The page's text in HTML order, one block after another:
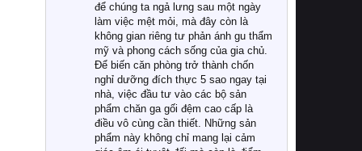
để chúng ta ngả lưng sau một ngày
làm việc mệt mỏi, mà đây còn là
không gian riêng tư phản ánh gu thẩm
mỹ và phong cách sống của gia chủ.
Để biến căn phòng trở thành chốn
nghỉ dưỡng đích thực 5 sao ngay tại
nhà, việc đầu tư vào các bộ sản
phẩm chăn ga gối đệm cao cấp là
điều vô cùng cần thiết. Những sản
phẩm này không chỉ mang lại cảm